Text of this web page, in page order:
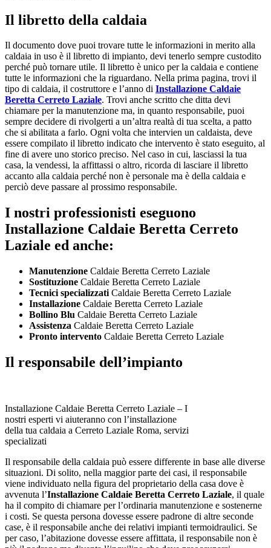
Il libretto della caldaia
Il documento dove puoi trovare tutte le informazioni in merito alla
caldaia in uso è il libretto di impianto, devi tenerlo sempre custodito
perché può tornare utile. Il libretto è unico per la caldaia e contiene
tutte le informazioni che la riguardano. Nella prima pagina, trovi il
tipo di caldaia, il costruttore e l’anno di Installazione Caldaie
Beretta Cerreto Laziale. Trovi anche scritto che ditta devi
chiamare per la manutenzione ma, in quanto responsabile, puoi
sempre decidere di rivolgerti a un’altra realtà di tua scelta, a patto
che si abilitata a farlo. Ogni volta che intervien un caldaista, deve
essere compilato il libretto indicato che intervento è stato eseguito, al
fine di avere uno storico preciso. Nel caso in cui, lasciassi la tua
casa, la vendessi, la affittassi o altro, ricorda di lasciare il libretto
accanto alla caldaia perché non è personale ma è della caldaia e
perciò deve passare al prossimo responsabile.
I nostri professionisti eseguono
Installazione Caldaie Beretta Cerreto
Laziale ed anche:
Manutenzione Caldaie Beretta Cerreto Laziale
Sostituzione Caldaie Beretta Cerreto Laziale
Tecnici specializzati Caldaie Beretta Cerreto Laziale
Installazione Caldaie Beretta Cerreto Laziale
Bollino Blu Caldaie Beretta Cerreto Laziale
Assistenza Caldaie Beretta Cerreto Laziale
Pronto intervento Caldaie Beretta Cerreto Laziale
Il responsabile dell’impianto
Installazione Caldaie Beretta Cerreto Laziale – I
nostri esperti vi aiuteranno con l’installazione
della tua caldaia a Cerreto Laziale Roma, servizi
specializati
Il responsabile della caldaia può essere differente in base alle diverse
situazioni. Di solito, nella maggior parte dei casi, il responsabile
viene individuato nella figura del proprietario della casa dove è
avvenuta l’Installazione Caldaie Beretta Cerreto Laziale, il quale
ha il compito di chiamare per l’ordinaria manutenzione e sostenerne
i costi. Se questa persona dovesse essere padrone di altre seconde
case, è il responsabile anche dei relativi impianti termoidraulici. Se
per caso, l’abitazione dovesse essere affittata, il responsabile non è